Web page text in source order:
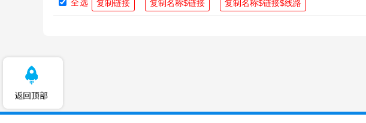
全选